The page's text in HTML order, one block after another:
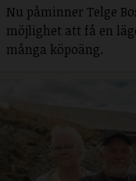
Nu påminner Telge
möjlighet att få en
många köpoäng.